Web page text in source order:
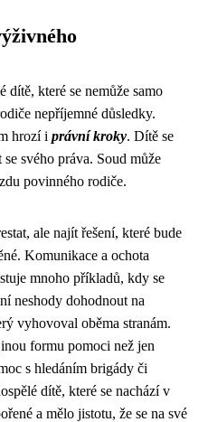
dítě, které se nemůže samo
nepříjemné důsledky.
hrozí i právní kroky. Dítě se
svého práva. Soud může
povinného rodiče.
ale najít řešení, které bude
Komunikace a ochota
mnoho příkladů, kdy se
neshody dohodnout na
vyhovoval oběma stranám.
formu pomoci než jen
s hledáním brigády či
dítě, které se nachází v
a mělo jistotu, že se na své